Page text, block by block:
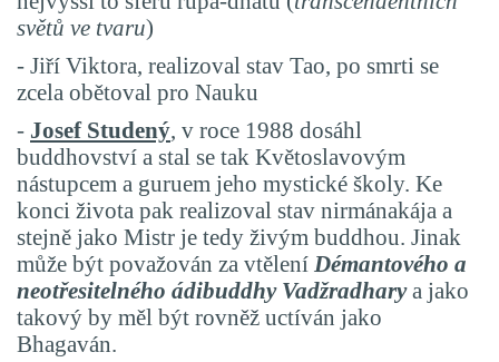
světů ve tvaru)
- Jiří Viktora, realizoval stav Tao, po smrti se
zcela obětoval pro Nauku
- Josef Studený, v roce 1988 dosáhl
buddhovství a stal se tak Květoslavovým
nástupcem a guruem jeho mystické školy. Ke
konci života pak realizoval stav nirmánakája a
stejně jako Mistr je tedy živým buddhou. Jinak
může být považován za vtělení Démantového a
neotřesitelného ádibuddhy Vadžradharya jako
takový by měl být rovněž uctíván jako
Bhagaván.